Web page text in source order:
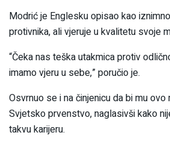
Modrić je Englesku opisao kao
protivnika, ali vjeruje u kvalitetu svoje
“Čeka nas teška utakmica protiv
imamo vjeru u sebe,” poručio je.
Osvrnuo se i na činjenicu da bi mu
Svjetsko prvenstvo, naglasivši kako
takvu karijeru.